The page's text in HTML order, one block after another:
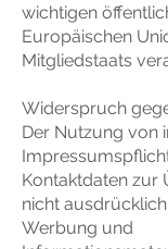
wichtigen
Europäischen
Mitgliedstaats
Widerspruch
Der Nutzung von
Kontaktdaten zur
nicht
Werbung und